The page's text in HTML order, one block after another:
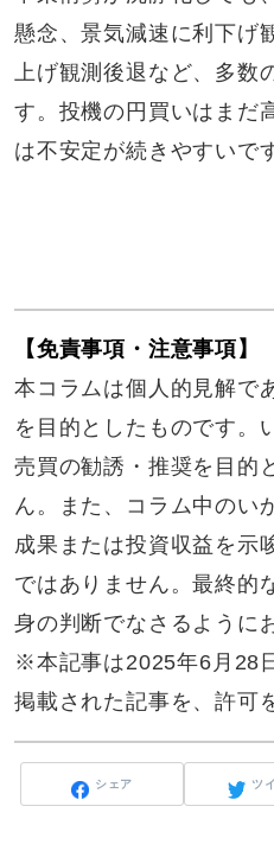
懸念、景気減速に利下げ
上げ観測後退など、多数
す。投機の円買いはまだ
は不安定が続きやすいで
【免責事項・注意事項】
本コラムは個人的見解で
を目的としたものです。
売買の勧誘・推奨を目的
ん。また、コラム中のい
成果または投資収益を示
ではありません。最終的
身の判断でなさるように
※本記事は2025年6月28
掲載された記事を、許可
シェア ツ